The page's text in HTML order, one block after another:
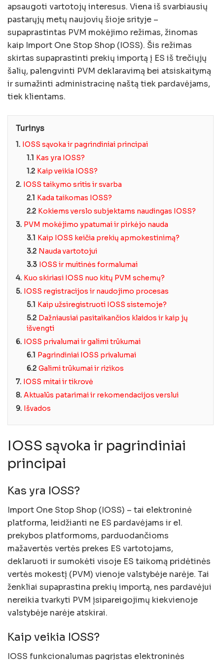
apsaugoti vartotojų interesus. Viena iš svarbiausių
pastarųjų metų naujovių šioje srityje –
supaprastintas PVM mokėjimo režimas, žinomas
kaip Import One Stop Shop (IOSS). Šis režimas
skirtas supaprastinti prekių importą į ES iš trečiųjų
šalių, palengvinti PVM deklaravimą bei atsiskaitymą
ir sumažinti administracinę naštą tiek pardavėjams,
tiek klientams.
Turinys
1. IOSS sąvoka ir pagrindiniai principai
1.1 Kas yra IOSS?
1.2 Kaip veikia IOSS?
2. IOSS taikymo sritis ir svarba
2.1 Kada taikomas IOSS?
2.2 Kokiems verslo subjektams naudingas IOSS?
3. PVM mokėjimo ypatumai ir pirkėjo nauda
3.1 Kaip IOSS keičia prekių apmokestinimą?
3.2 Nauda vartotojui
3.3 IOSS ir muitinės formalumai
4. Kuo skiriasi IOSS nuo kitų PVM schemų?
5. IOSS registracijos ir naudojimo procesas
5.1 Kaip užsiregistruoti IOSS sistemoje?
5.2 Dažniausiai pasitaikančios klaidos ir kaip jų
išvengti
6. IOSS privalumai ir galimi trūkumai
6.1 Pagrindiniai IOSS privalumai
6.2 Galimi trūkumai ir rizikos
7. IOSS mitai ir tikrovė
8. Aktualūs patarimai ir rekomendacijos verslui
9. Išvados
IOSS sąvoka ir pagrindiniai
principai
Kas yra IOSS?
Import One Stop Shop (IOSS) – tai elektroninė
platforma, leidžianti ne ES pardavėjams ir el.
prekybos platformoms, parduodančioms
mažavertės vertės prekes ES vartotojams,
deklaruoti ir sumokėti visoje ES taikomą pridėtinės
vertės mokestį (PVM) vienoje valstybėje narėje. Tai
ženkliai supaprastina prekių importą, nes pardavėjui
nereikia tvarkyti PVM įsipareigojimų kiekvienoje
valstybėje narėje atskirai.
Kaip veikia IOSS?
IOSS funkcionalumas pagrįstas elektroninės